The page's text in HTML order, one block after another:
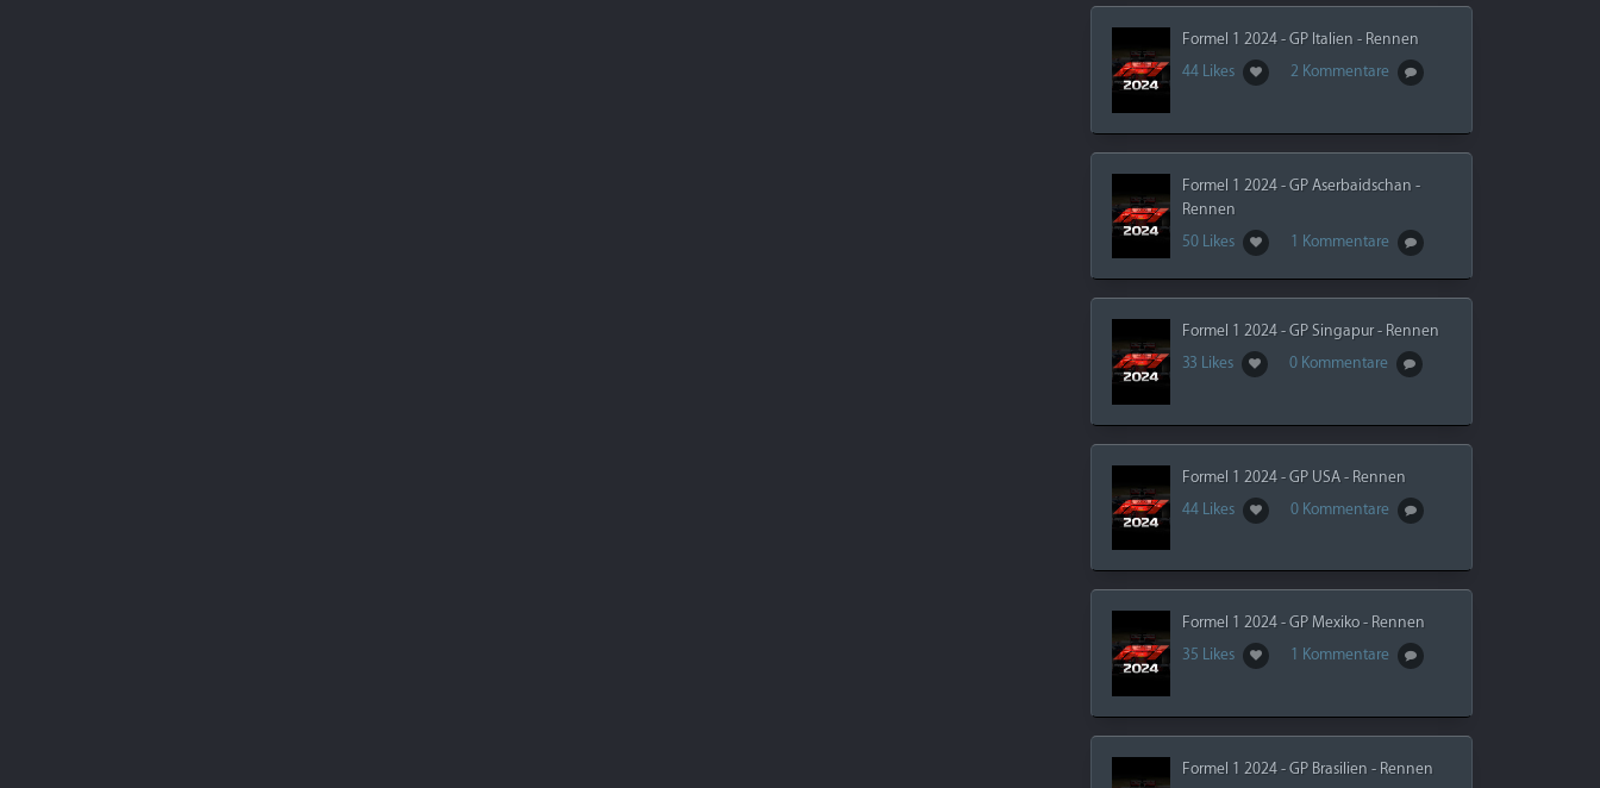
Formel 1 2024 - GP Italien - Rennen
44 Likes
2 Kommentare
Formel 1 2024 - GP Aserbaidschan -
Rennen
50 Likes
1 Kommentare
Formel 1 2024 - GP Singapur - Rennen
33 Likes
0 Kommentare
Formel 1 2024 - GP USA - Rennen
44 Likes
0 Kommentare
Formel 1 2024 - GP Mexiko - Rennen
35 Likes
1 Kommentare
Formel 1 2024 - GP Brasilien - Rennen